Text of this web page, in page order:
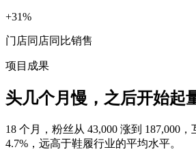
+31%
门店同店同比销售
项目成果
头几个月慢，之后开始起
18 个月，粉丝从 43,000 涨到 187,000，
4.7%，远高于鞋履行业的平均水平。